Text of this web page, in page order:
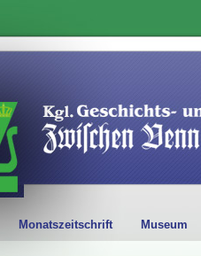
Monatszeitschrift Museum